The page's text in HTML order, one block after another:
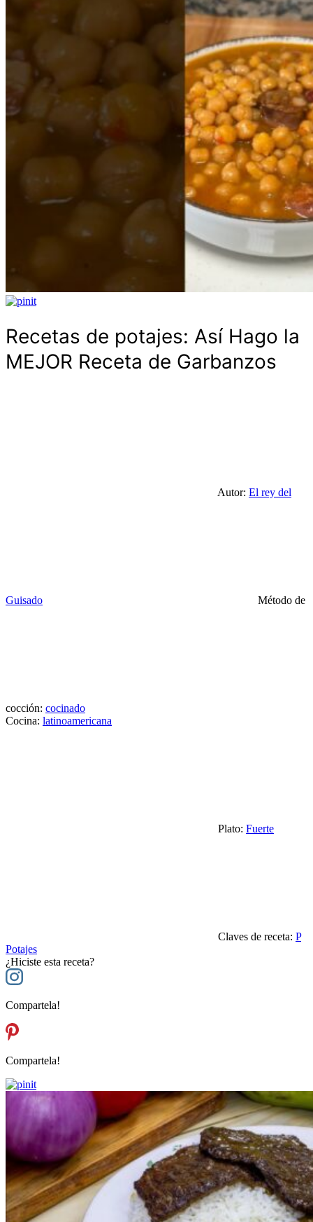
Recetas de potajes: Así Hago la
MEJOR Receta de Garbanzos
Autor: El rey del
Guisado Método de
cocción: cocinado
Cocina: latinoamericana
Plato: Fuerte
Claves de receta: P
Potajes
¿Hiciste esta receta?
Compartela!
Compartela!